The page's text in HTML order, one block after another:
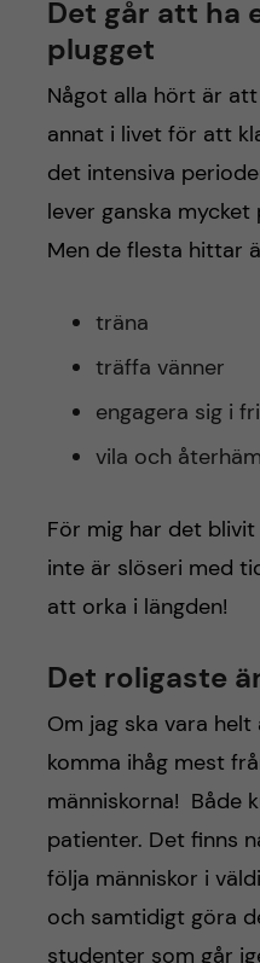
Det går att ha
plugget
Något alla hört är
annat i livet för att
det intensiva
lever ganska
Men de flesta hittar
träna
träffa vänner
engagera sig i
vila och
För mig har det
inte är slöseri med
att orka i längden!
Det roligaste
Om jag ska vara
komma ihåg mest
människorna! Både
patienter. Det finns
följa människor i
och samtidigt göra
studenter som går